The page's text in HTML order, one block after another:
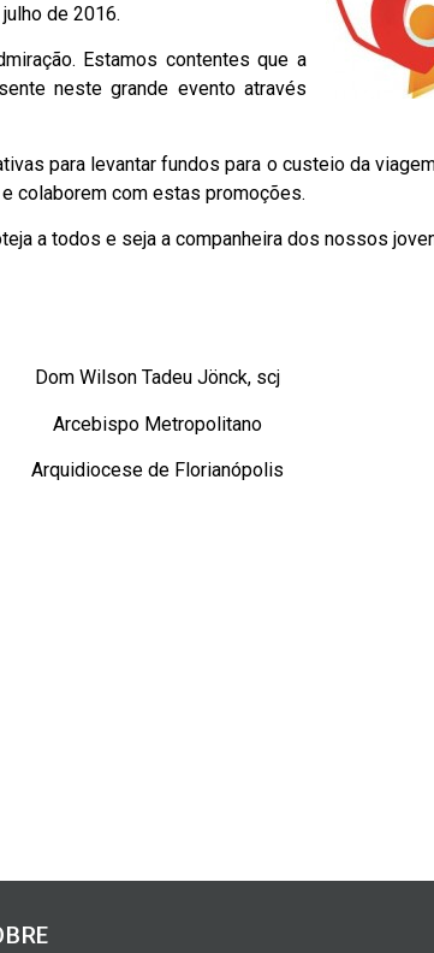
de 2016.
Estamos contentes que a
neste grande evento através
para levantar fundos para o custeio da
colaborem com estas promoções.
a todos e seja a companheira dos nossos
Dom Wilson Tadeu Jönck, scj
Arcebispo Metropolitano
Arquidiocese de Florianópolis